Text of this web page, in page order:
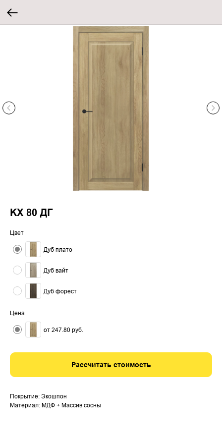
KX 80 ДГ
Цвет
Дуб плато
Дуб вайт
Дуб форест
Цена
от 247.80 руб.
Рассчитать стоимость
Покрытие: Экошпон
Материал: МДФ + Массив сосны